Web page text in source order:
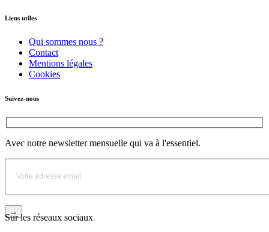
Liens utiles
Qui sommes nous ?
Contact
Mentions légales
Cookies
Suivez-nous
Avec notre newsletter mensuelle qui va à l'essentiel.
Sur les réseaux sociaux